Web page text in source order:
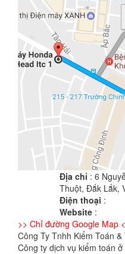
Địa chỉ : 6
Thuột, Đắk Lắk,
Điện thoại :
Website :
>> Chỉ đường Google Map
Công Ty Tnhh Kiểm Toán
Công ty dịch vụ kiểm toán